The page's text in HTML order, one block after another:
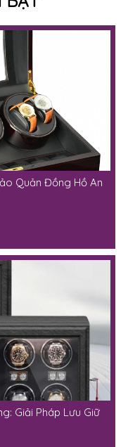
Quản Đồng Hồ An
Giải Pháp Lưu Giữ